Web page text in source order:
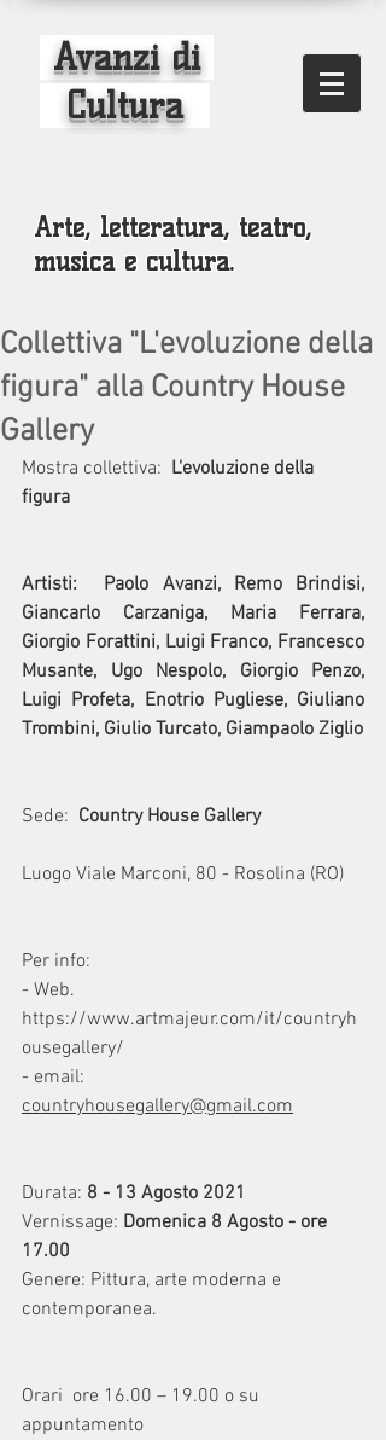
Avanzi di
Cultura
Arte, letteratura, teatro,
musica e cultura.
Collettiva "L'evoluzione della
figura" alla Country House
Gallery
Mostra collettiva: L'evoluzione della
figura
Artisti:  Paolo Avanzi, Remo Brindisi,
Giancarlo Carzaniga, Maria Ferrara,
Giorgio Forattini, Luigi Franco, Francesco
Musante, Ugo Nespolo, Giorgio Penzo,
Luigi Profeta, Enotrio Pugliese, Giuliano
Trombini, Giulio Turcato, Giampaolo Ziglio
Sede: Country House Gallery
Luogo Viale Marconi, 80 - Rosolina (RO)
Per info:
- Web.
https://www.artmajeur.com/it/countryh
ousegallery/
- email:
countryhousegallery@gmail.com
Durata: 8 - 13 Agosto 2021
Vernissage: Domenica 8 Agosto - ore
17.00
Genere: Pittura, arte moderna e
contemporanea.
Orari  ore 16.00 – 19.00 o su
appuntamento